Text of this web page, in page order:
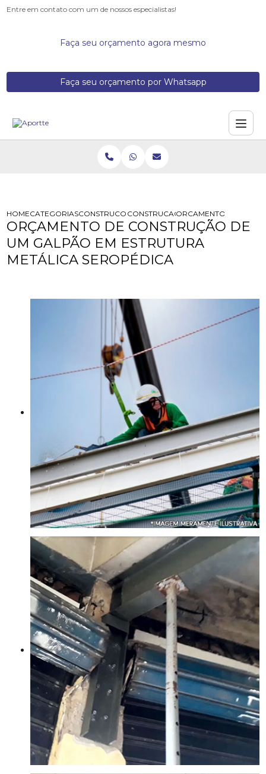
Entre em contato com um de nossos especialistas!
Faça seu orçamento agora mesmo
Faça seu orçamento por Whatsapp
HOMECATEGORIASCONSTRUCOES DE GALPOES METALICOS
CONSTRUCAO DE GALPAO DE
ORCAMENTO DE
ORÇAMENTO DE CONSTRUÇÃO DE
UM GALPÃO EM ESTRUTURA
METÁLICA SEROPÉDICA